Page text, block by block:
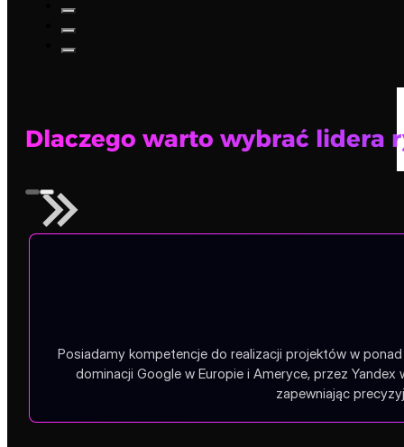
Dlaczego warto wybrać lidera
Posiadamy kompetencje do realizacji projektów w
dominacji Google w Europie i Ameryce, przez
zapewniając